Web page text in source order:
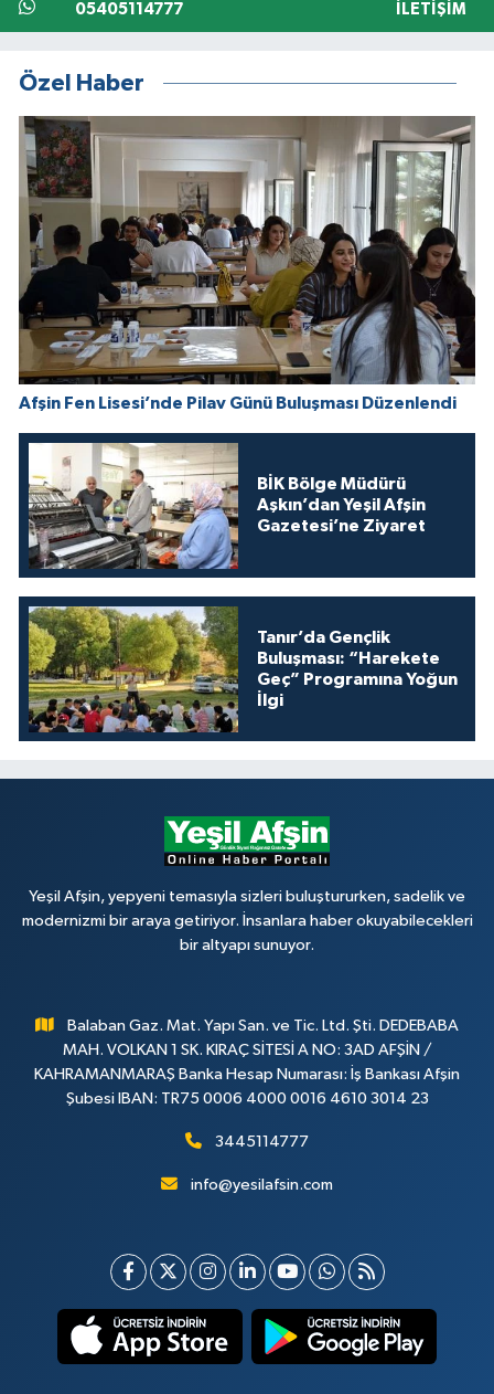
05405114777 İLETIŞIM
Özel Haber
Afşin Fen Lisesi’nde Pilav Günü Buluşması Düzenlendi
BİK Bölge Müdürü
Aşkın’dan Yeşil Afşin
Gazetesi’ne Ziyaret
Tanır’da Gençlik
Buluşması: “Harekete
Geç” Programına Yoğun
İlgi
Yeşil Afşin, yepyeni temasıyla sizleri buluştururken, sadelik ve
modernizmi bir araya getiriyor. İnsanlara haber okuyabilecekleri
bir altyapı sunuyor.
Balaban Gaz. Mat. Yapı San. ve Tic. Ltd. Şti. DEDEBABA
MAH. VOLKAN 1 SK. KIRAÇ SİTESİ A NO: 3AD AFŞİN /
KAHRAMANMARAŞ Banka Hesap Numarası: İş Bankası Afşin
Şubesi IBAN: TR75 0006 4000 0016 4610 3014 23
3445114777
info@yesilafsin.com